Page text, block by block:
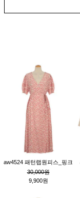
aw4524 패턴랩원피스_핑크
30,000원
9,900원